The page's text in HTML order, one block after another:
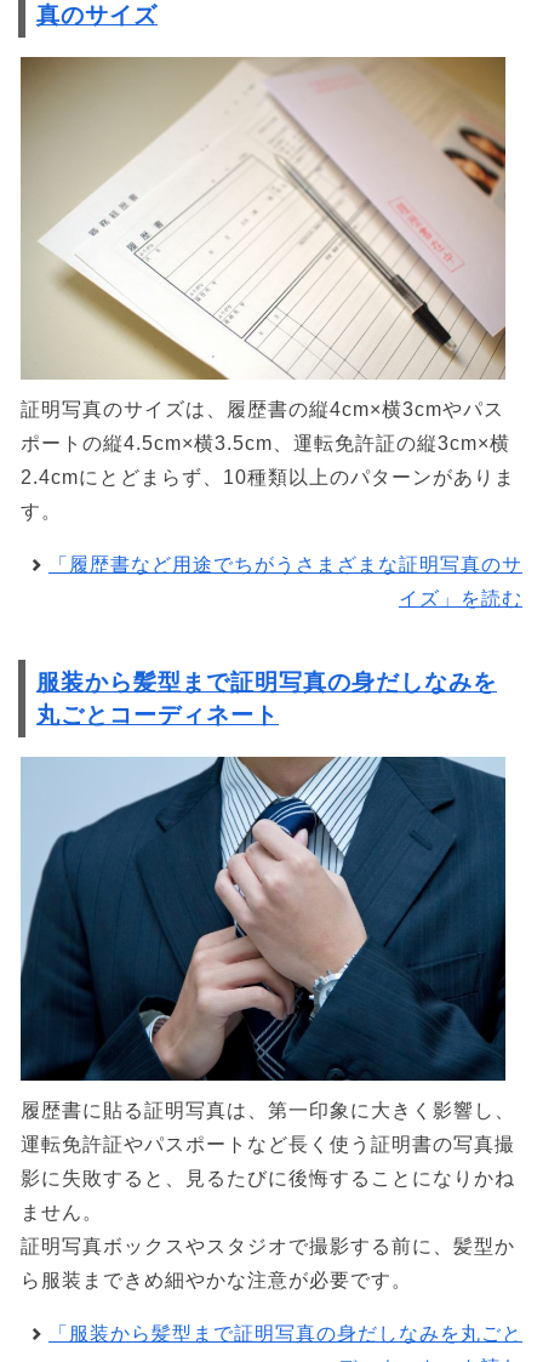
真のサイズ
証明写真のサイズは、履歴書の縦4cm×横3cmやパス
ポートの縦4.5cm×横3.5cm、運転免許証の縦3cm×横
2.4cmにとどまらず、10種類以上のパターンがありま
す。
「履歴書など用途でちがうさまざまな証明写真のサ
イズ」を読む
服装から髪型まで証明写真の身だしなみを
丸ごとコーディネート
履歴書に貼る証明写真は、第一印象に大きく影響し、
運転免許証やパスポートなど長く使う証明書の写真撮
影に失敗すると、見るたびに後悔することになりかね
ません。
証明写真ボックスやスタジオで撮影する前に、髪型か
ら服装まできめ細やかな注意が必要です。
「服装から髪型まで証明写真の身だしなみを丸ごと